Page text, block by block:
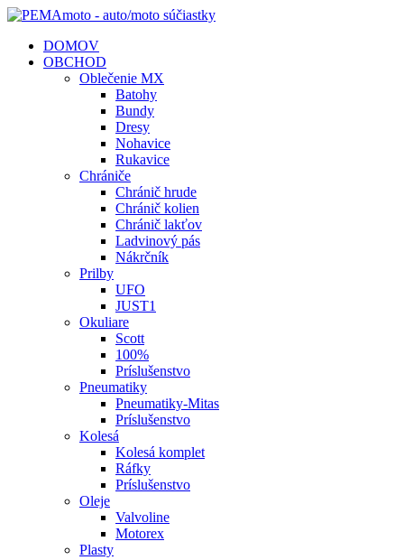
DOMOV
OBCHOD
Oblečenie MX
Batohy
Bundy
Dresy
Nohavice
Rukavice
Chrániče
Chránič hrude
Chránič kolien
Chránič lakťov
Ladvinový pás
Nákrčník
Prilby
UFO
JUST1
Okuliare
Scott
100%
Príslušenstvo
Pneumatiky
Pneumatiky-Mitas
Príslušenstvo
Kolesá
Kolesá komplet
Ráfky
Príslušenstvo
Oleje
Valvoline
Motorex
Plasty